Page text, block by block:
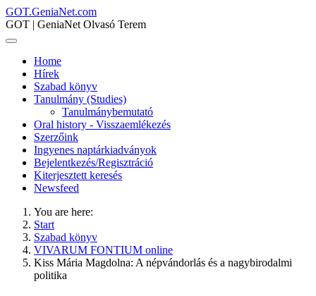
GOT.GeniaNet.com
GOT | GeniaNet Olvasó Terem
Home
Hírek
Szabad könyv
Tanulmány (Studies)
Tanulmánybemutató
Oral history - Visszaemlékezés
Szerzőink
Ingyenes naptárkiadványok
Bejelentkezés/Regisztráció
Kiterjesztett keresés
Newsfeed
You are here:
Start
Szabad könyv
VIVARUM FONTIUM online
Kiss Mária Magdolna: A népvándorlás és a nagybirodalmi
politika